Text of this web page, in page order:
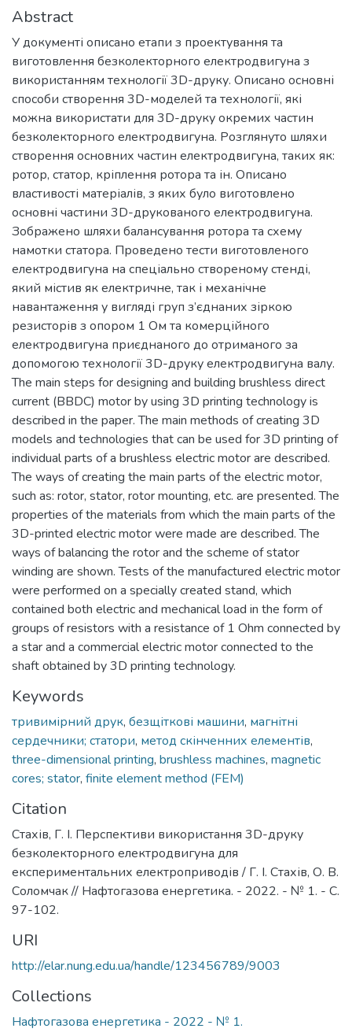
Abstract
У документі описано етапи з проектування та
виготовлення безколекторного електродвигуна з
використанням технології 3D-друку. Описано основні
способи створення 3D-моделей та технології, які
можна використати для 3D-друку окремих частин
безколекторного електродвигуна. Розглянуто шляхи
створення основних частин електродвигуна, таких як:
ротор, статор, кріплення ротора та ін. Описано
властивості матеріалів, з яких було виготовлено
основні частини 3D-друкованого електродвигуна.
Зображено шляхи балансування ротора та схему
намотки статора. Проведено тести виготовленого
електродвигуна на спеціально створеному стенді,
який містив як електричне, так і механічне
навантаження у вигляді груп з’єднаних зіркою
резисторів з опором 1 Ом та комерційного
електродвигуна приєднаного до отриманого за
допомогою технології 3D-друку електродвигуна валу.
The main steps for designing and building brushless direct
current (BBDC) motor by using 3D printing technology is
described in the paper. The main methods of creating 3D
models and technologies that can be used for 3D printing of
individual parts of a brushless electric motor are described.
The ways of creating the main parts of the electric motor,
such as: rotor, stator, rotor mounting, etc. are presented. The
properties of the materials from which the main parts of the
3D-printed electric motor were made are described. The
ways of balancing the rotor and the scheme of stator
winding are shown. Tests of the manufactured electric motor
were performed on a specially created stand, which
contained both electric and mechanical load in the form of
groups of resistors with a resistance of 1 Ohm connected by
a star and a commercial electric motor connected to the
shaft obtained by 3D printing technology.
Keywords
тривимірний друк, безщіткові машини, магнітні
сердечники; статори, метод скінченних елементів,
three-dimensional printing, brushless machines, magnetic
cores; stator, finite element method (FEM)
Citation
Стахів, Г. І. Перспективи використання 3D-друку
безколекторного електродвигуна для
експериментальних електроприводів / Г. І. Стахів, О. В.
Соломчак // Нафтогазова енергетика. - 2022. - № 1. - С.
97-102.
URI
http://elar.nung.edu.ua/handle/123456789/9003
Collections
Нафтогазова енергетика - 2022 - № 1.